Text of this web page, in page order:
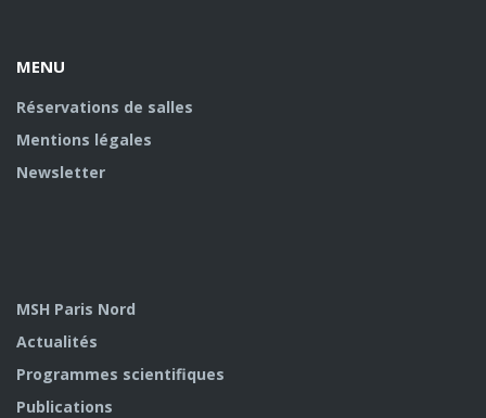
MENU
Réservations de salles
Mentions légales
Newsletter
MSH Paris Nord
Actualités
Programmes scientifiques
Publications